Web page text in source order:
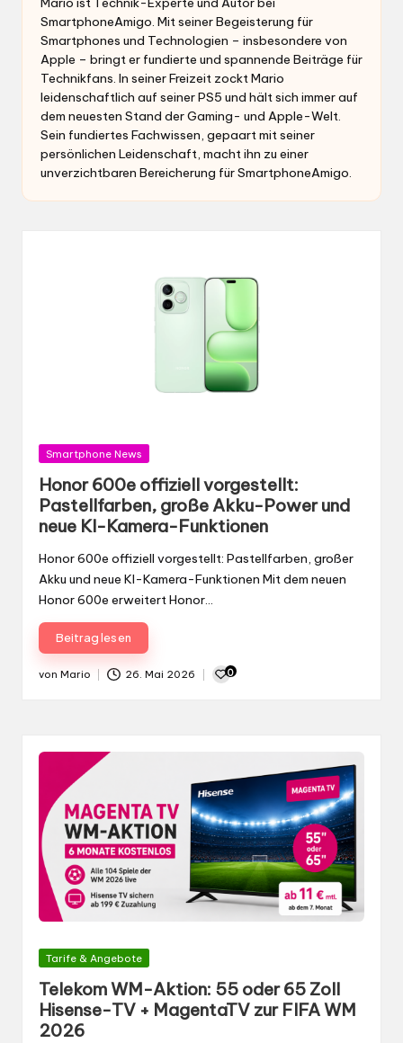
SmartphoneAmigo. Mit seiner Begeisterung für
Smartphones und Technologien – insbesondere von
Apple – bringt er fundierte und spannende Beiträge für
Technikfans. In seiner Freizeit zockt Mario
leidenschaftlich auf seiner PS5 und hält sich immer auf
dem neuesten Stand der Gaming- und Apple-Welt.
Sein fundiertes Fachwissen, gepaart mit seiner
persönlichen Leidenschaft, macht ihn zu einer
unverzichtbaren Bereicherung für SmartphoneAmigo.
Gepostet
Smartphone News
Honor 600e offiziell vorgestellt:
Pastellfarben, große Akku-Power und
neue KI-Kamera-Funktionen
Honor 600e offiziell vorgestellt: Pastellfarben, großer
Akku und neue KI-Kamera-Funktionen Mit dem neuen
Honor 600e erweitert Honor…
Beitrag lesen
von Mario 26. Mai 2026 0
Gepostet
Tarife & Angebote
Telekom WM-Aktion: 55 oder 65 Zoll
Hisense-TV + MagentaTV zur FIFA WM
2026